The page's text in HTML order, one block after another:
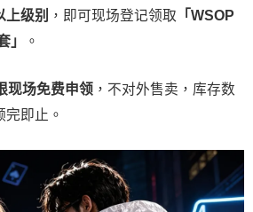
上级别 ，即可现场登记领取 「WSOP
」
。
现场免费申领，不对外售卖，库存数
即止。